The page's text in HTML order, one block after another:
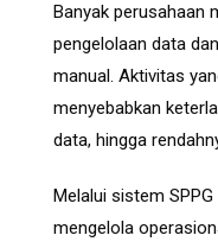
Banyak perusahaan
pengelolaan data
manual. Aktivitas
menyebabkan
data, hingga
Melalui sistem
mengelola